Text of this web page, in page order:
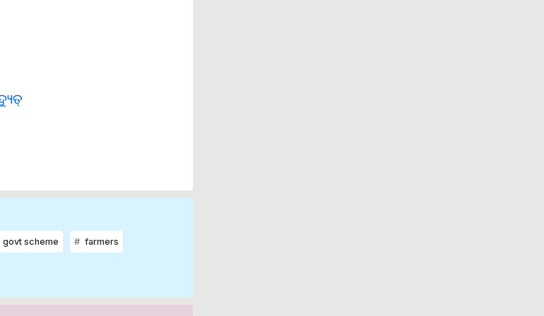
govt scheme farmers